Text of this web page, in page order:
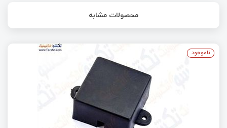
هک دستگاه IPTV SET TOP BOX شرکت آی سیما
به شرکت Waveshare برای رزبری پای
محصولات مشابه
ناموجود